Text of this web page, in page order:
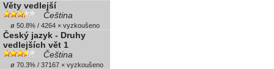
Věty vedlejší
Čeština
ø 50.8% / 4264 × vyzkoušeno
Český jazyk - Druhy
vedlejších vět 1
Čeština
ø 70.3% / 37167 × vyzkoušeno